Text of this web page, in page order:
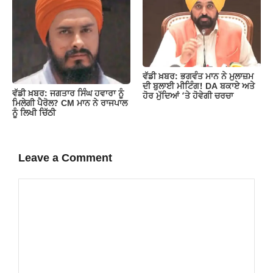
ਵੱਡੀ ਖ਼ਬਰ: ਜਗਤਾਰ ਸਿੰਘ ਹਵਾਰਾ ਨੂੰ
ਮਿਲੇਗੀ ਪੈਰੋਲ? CM ਮਾਨ ਨੇ ਰਾਜਪਾਲ
ਨੂੰ ਲਿਖੀ ਚਿੱਠੀ
ਵੱਡੀ ਖ਼ਬਰ: ਭਗਵੰਤ ਮਾਨ ਨੇ ਮੁਲਾਜ਼ਮ
ਦੀ ਬੁਲਾਈ ਮੀਟਿੰਗ! DA ਬਕਾਏ ਅਤੇ
ਹੋਰ ਮੁੱਦਿਆਂ ‘ਤੇ ਹੋਵੇਗੀ ਚਰਚਾ
Leave a Comment